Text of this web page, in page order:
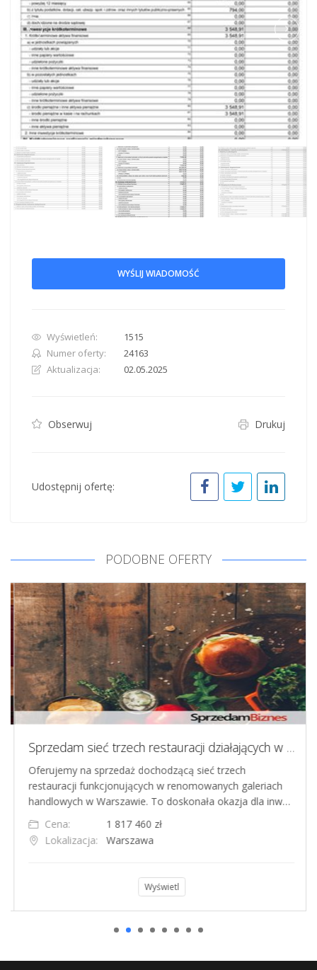
WYŚLIJ WIADOMOŚĆ
Wyświetleń:
1515
Numer oferty:
24163
Aktualizacja:
02.05.2025
Obserwuj Drukuj
Udostępnij ofertę:
PODOBNE OFERTY
Sprzedam sieć trzech restauracji działających w prestiżowych galeriach handlowych w Warszawie
Oferujemy na sprzedaż dochodzącą sieć trzech
restauracji funkcjonujących w renomowanych galeriach
handlowych w Warszawie. To doskonała okazja dla inw…
Cena:
1 817 460 zł
Lokalizacja:
Warszawa
Wyświetl